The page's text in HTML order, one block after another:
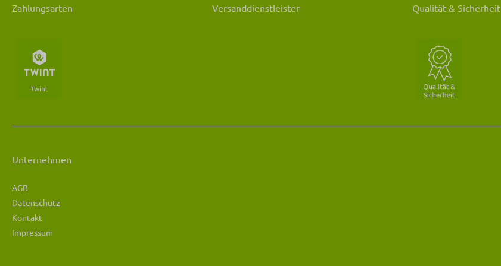
Zahlungsarten Versanddienstleister Qualität & Sicherheit
Unternehmen
AGB
Datenschutz
Kontakt
Impressum